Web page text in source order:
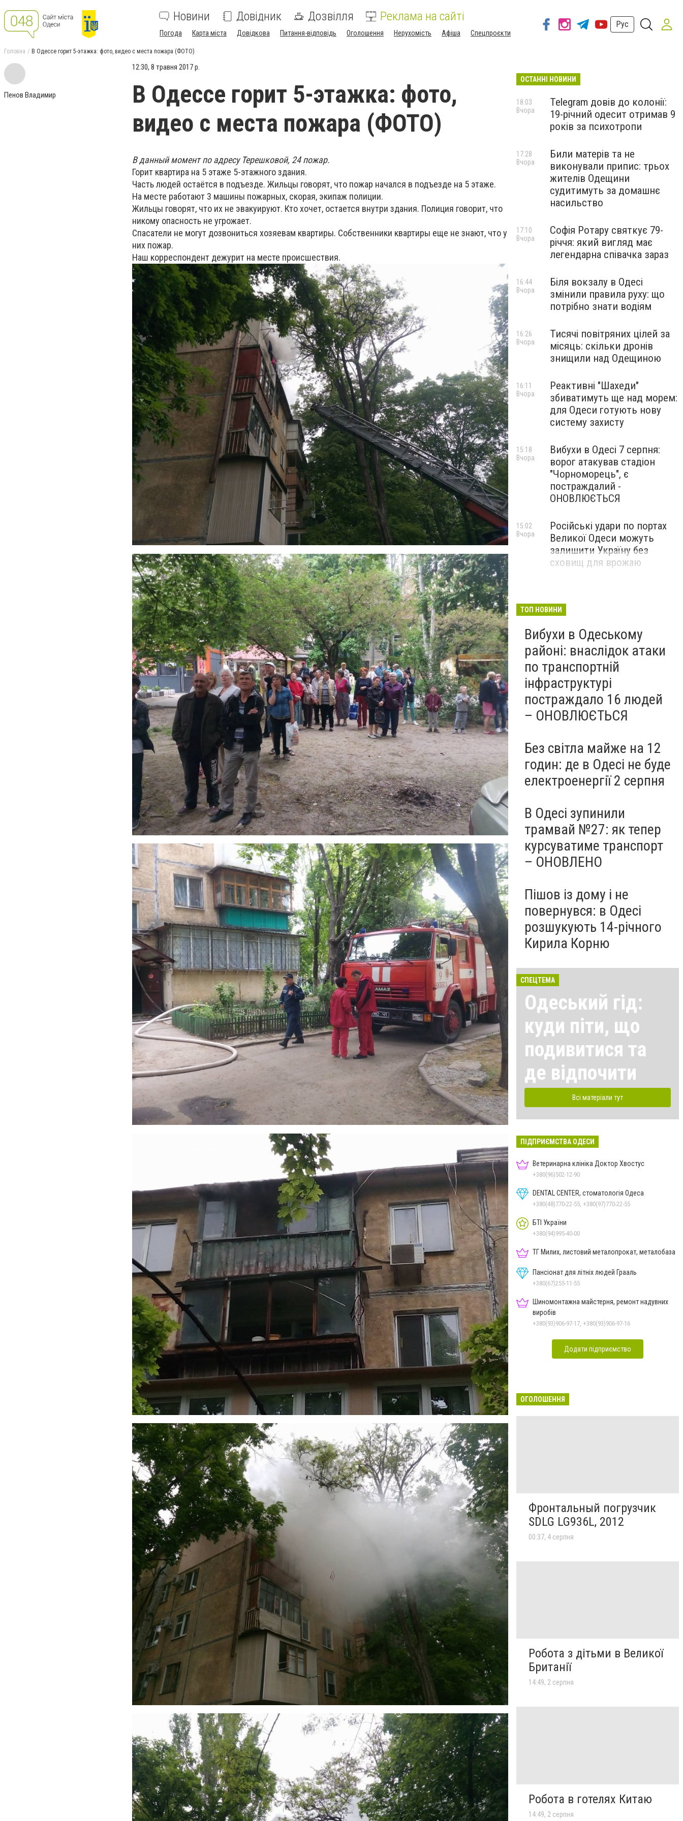
Новини Довідник Дозвілля Реклама на сайті
Погода Карта міста Довідкова Питання-відповідь Оголошення Нерухомість Афіша Спецпроєкти
Рус
Головна В Одессе горит 5-этажка: фото, видео с места пожара (ФОТО)
Пенов Владимир
12:30, 8 травня 2017 р.
В Одессе горит 5-этажка: фото,
видео с места пожара (ФОТО)
В данный момент по адресу Терешковой, 24 пожар.
Горит квартира на 5 этаже 5-этажного здания.
Часть людей остаётся в подъезде. Жильцы говорят, что пожар начался в подъезде на 5 этаже.
На месте работают 3 машины пожарных, скорая, экипаж полиции.
Жильцы говорят, что их не эвакуируют. Кто хочет, остается внутри здания. Полиция говорит, что
никому опасность не угрожает.
Спасатели не могут дозвониться хозяевам квартиры. Собственники квартиры еще не знают, что у
них пожар.
Наш корреспондент дежурит на месте происшествия.
ОСТАННІ НОВИНИ
Telegram довів до колонії:
19-річний одесит отримав 9
років за психотропи
18:03
Вчора
Били матерів та не
виконували припис: трьох
жителів Одещини
судитимуть за домашнє
насильство
17:28
Вчора
Софія Ротару святкує 79-
річчя: який вигляд має
легендарна співачка зараз
17:10
Вчора
Біля вокзалу в Одесі
змінили правила руху: що
потрібно знати водіям
16:44
Вчора
Тисячі повітряних цілей за
місяць: скільки дронів
знищили над Одещиною
16:26
Вчора
Реактивні "Шахеди"
збиватимуть ще над морем:
для Одеси готують нову
систему захисту
16:11
Вчора
Вибухи в Одесі 7 серпня:
ворог атакував стадіон
"Чорноморець", є
постраждалий -
ОНОВЛЮЄТЬСЯ
15:18
Вчора
Російські удари по портах
Великої Одеси можуть
залишити Україну без
сховищ для врожаю
15:02
Вчора
ТОП НОВИНИ
Вибухи в Одеському
районі: внаслідок атаки
по транспортній
інфраструктурі
постраждало 16 людей
– ОНОВЛЮЄТЬСЯ
Без світла майже на 12
годин: де в Одесі не буде
електроенергії 2 серпня
В Одесі зупинили
трамвай №27: як тепер
курсуватиме транспорт
– ОНОВЛЕНО
Пішов із дому і не
повернувся: в Одесі
розшукують 14-річного
Кирила Корню
СПЕЦТЕМА
Одеський гід:
куди піти, що
подивитися та
де відпочити
Всі матеріали тут
ПІДПРИЄМСТВА ОДЕСИ
Ветеринарна клініка Доктор Хвостус
+380(96)502-12-90
DENTAL CENTER, стоматологія Одеса
+380(48)770-22-55, +380(97)770-22-55
БТІ України
+380(94)995-40-00
ТГ Милих, листовий металопрокат, металобаза
Пансіонат для літніх людей Грааль
+380(67)255-11-55
Шиномонтажна майстерня, ремонт надувних
виробів
+380(93)906-97-17, +380(93)906-97-16
Додати підприємство
ОГОЛОШЕННЯ
Фронтальный погрузчик
SDLG LG936L, 2012
00:37, 4 серпня
Робота з дітьми в Великої
Британії
14:49, 2 серпня
Робота в готелях Китаю
14:49, 2 серпня